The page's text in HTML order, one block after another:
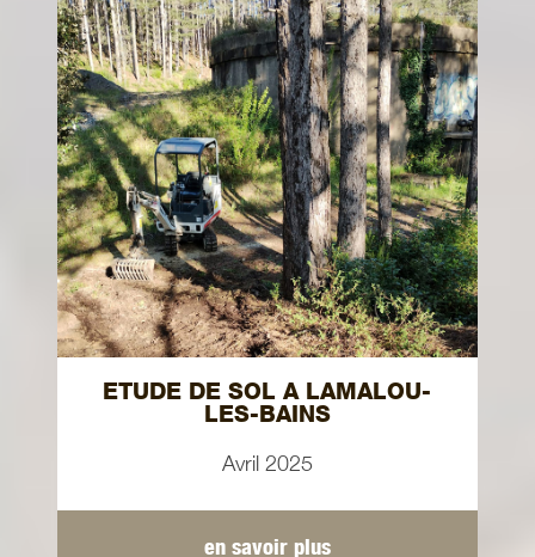
ETUDE DE SOL A LAMALOU-
LES-BAINS
Avril 2025
en savoir plus